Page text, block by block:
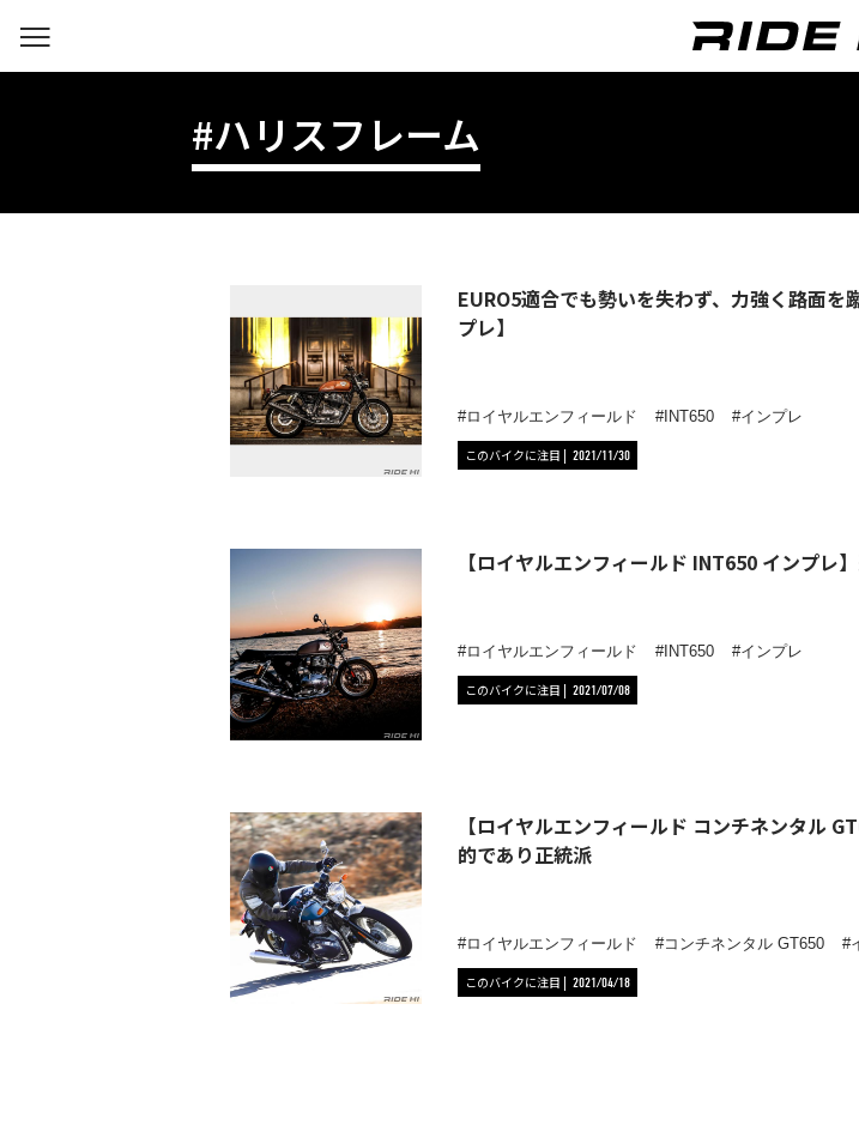
#ハリスフレーム
EURO5適合でも勢いを失わず、力強く路面
プレ】
ロイヤルエンフィールド INT650 インプレ
このバイクに注目 2021/11/30
【ロイヤルエンフィールド INT650 インプレ
ロイヤルエンフィールド INT650 インプレ
このバイクに注目 2021/07/08
【ロイヤルエンフィールド コンチネンタル
的であり正統派
ロイヤルエンフィールド コンチネンタル GT650
このバイクに注目 2021/04/18